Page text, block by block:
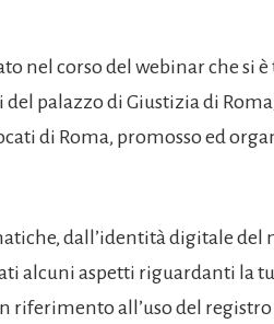
nel corso del webinar che si è
palazzo di Giustizia di
di Roma, promosso ed
dall’identità digitale del
alcuni aspetti riguardanti la
riferimento all’uso del